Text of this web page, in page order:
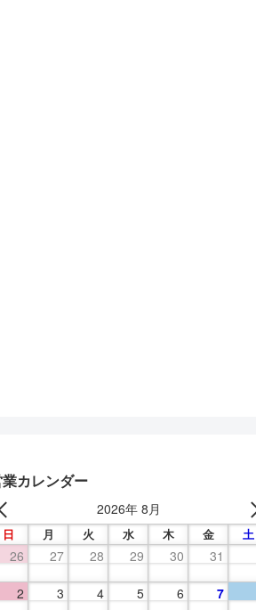
業カレンダー
2026年 8月
日 月 火 水 木 金 土
26 27 28 29 30 31
2 3 4 5 6 7